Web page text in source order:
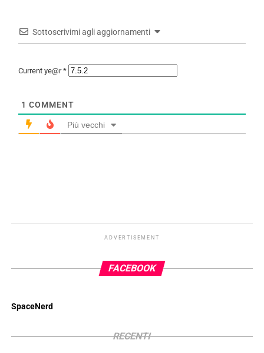
Sottoscrivimi agli aggiornamenti
Current ye@r*
1 COMMENT
Più vecchi
ADVERTISEMENT
FACEBOOK
SpaceNerd
RECENTI